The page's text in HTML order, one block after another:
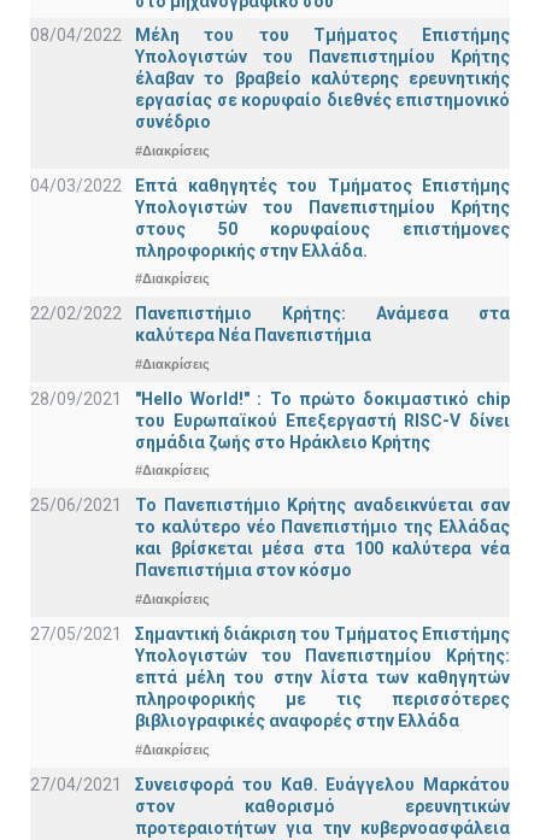
08/04/2022
Μέλη του του Τμήματος Επιστήμης
Υπολογιστών του Πανεπιστημίου Κρήτης
έλαβαν το βραβείο καλύτερης ερευνητικής
εργασίας σε κορυφαίο διεθνές επιστημονικό
συνέδριο
#Διακρίσεις
04/03/2022
Επτά καθηγητές του Τμήματος Επιστήμης
Υπολογιστών του Πανεπιστημίου Κρήτης
στους 50 κορυφαίους επιστήμονες
πληροφορικής στην Ελλάδα.
#Διακρίσεις
22/02/2022
Πανεπιστήμιο Κρήτης: Ανάμεσα στα
καλύτερα Νέα Πανεπιστήμια
#Διακρίσεις
28/09/2021
"Hello World!" : Το πρώτο δοκιμαστικό chip
του Ευρωπαϊκού Επεξεργαστή RISC-V δίνει
σημάδια ζωής στο Ηράκλειο Κρήτης
#Διακρίσεις
25/06/2021
Το Πανεπιστήμιο Κρήτης αναδεικνύεται σαν
το καλύτερο νέο Πανεπιστήμιο της Ελλάδας
και βρίσκεται μέσα στα 100 καλύτερα νέα
Πανεπιστήμια στον κόσμο
#Διακρίσεις
27/05/2021
Σημαντική διάκριση του Τμήματος Επιστήμης
Υπολογιστών του Πανεπιστημίου Κρήτης:
επτά μέλη του στην λίστα των καθηγητών
πληροφορικής με τις περισσότερες
βιβλιογραφικές αναφορές στην Ελλάδα
#Διακρίσεις
27/04/2021
Συνεισφορά του Καθ. Ευάγγελου Μαρκάτου
στον καθορισμό ερευνητικών
προτεραιοτήτων για την κυβερνοασφάλεια